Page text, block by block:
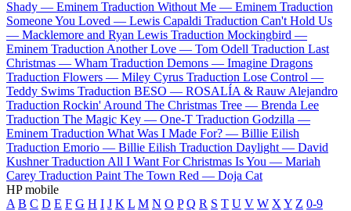
Shady — Eminem Traduction Without Me — Eminem Traduction
Someone You Loved — Lewis Capaldi Traduction Can't Hold Us
— Macklemore and Ryan Lewis Traduction Mockingbird —
Eminem Traduction Another Love — Tom Odell Traduction Last
Christmas — Wham Traduction Demons — Imagine Dragons
Traduction Flowers — Miley Cyrus Traduction Lose Control —
Teddy Swims Traduction BESO — ROSALÍA & Rauw Alejandro
Traduction Rockin' Around The Christmas Tree — Brenda Lee
Traduction The Magic Key — One-T Traduction Godzilla —
Eminem Traduction What Was I Made For? — Billie Eilish
Traduction Emorio — Billie Eilish Traduction Daylight — David
Kushner Traduction All I Want For Christmas Is You — Mariah
Carey Traduction Paint The Town Red — Doja Cat
HP mobile
A B C D E F G H I J K L M N O P Q R S T U V W X Y Z 0-9